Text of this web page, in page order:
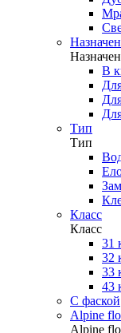
В
Тип
Тип
Класс
Класс
31
32
33
43
С фаской
Alpine
Alpine